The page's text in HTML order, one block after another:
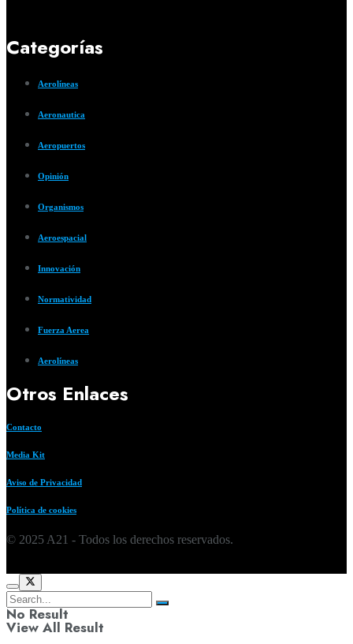
Categorías
Aerolíneas
Aeronautica
Aeropuertos
Opinión
Organismos
Aeroespacial
Innovación
Normatividad
Fuerza Aerea
Aerolíneas
Otros Enlaces
Contacto
Media Kit
Aviso de Privacidad
Política de cookies
© 2025 A21 - Todos los derechos reservados.
No Result
View All Result